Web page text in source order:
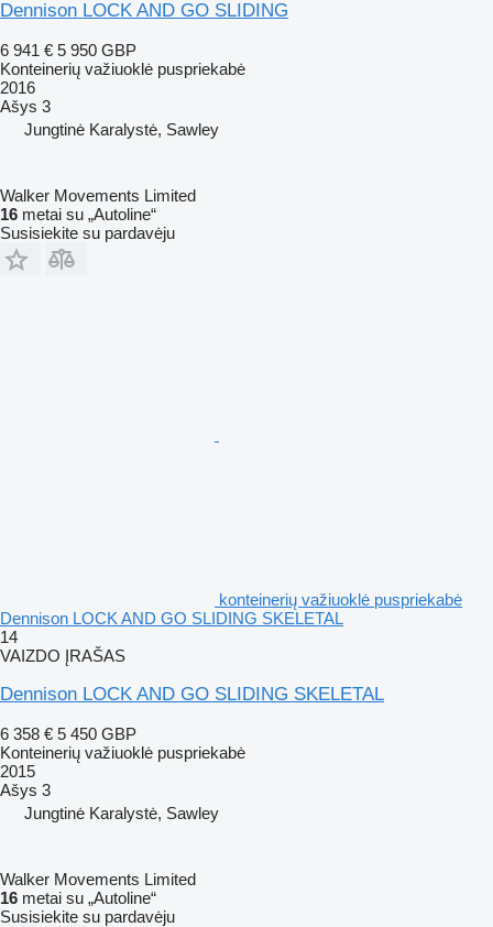
Dennison LOCK AND GO SLIDING
6 941 € 5 950 GBP
Konteinerių važiuoklė puspriekabė
2016
Ašys 3
Jungtinė Karalystė, Sawley
Walker Movements Limited
16 metai su „Autoline“
Susisiekite su pardavėju
konteinerių važiuoklė puspriekabė
Dennison LOCK AND GO SLIDING SKELETAL
14
VAIZDO ĮRAŠAS
Dennison LOCK AND GO SLIDING SKELETAL
6 358 € 5 450 GBP
Konteinerių važiuoklė puspriekabė
2015
Ašys 3
Jungtinė Karalystė, Sawley
Walker Movements Limited
16 metai su „Autoline“
Susisiekite su pardavėju